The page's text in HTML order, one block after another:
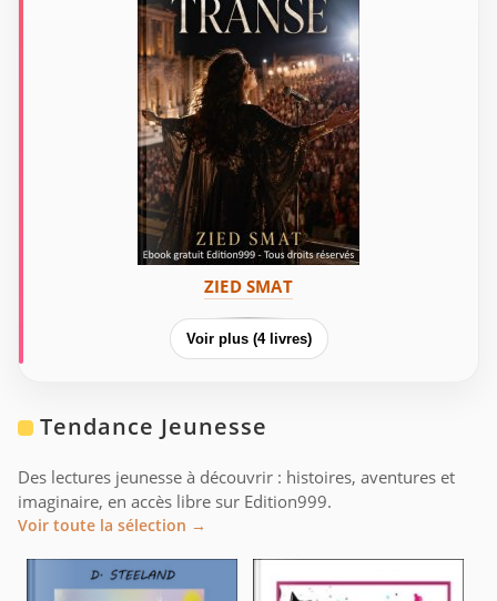
ZIED SMAT
Voir plus (4 livres)
Tendance Jeunesse
Des lectures jeunesse à découvrir : histoires, aventures et
imaginaire, en accès libre sur Edition999.
Voir toute la sélection →